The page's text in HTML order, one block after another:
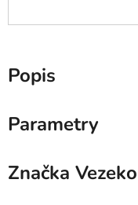
Popis
Parametry
Značka Vezeko